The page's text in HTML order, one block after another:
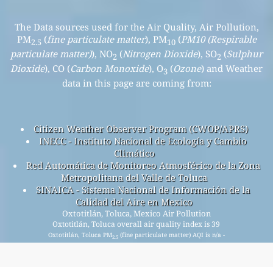
The Data sources used for the Air Quality, Air Pollution,
PM2.5 (fine particulate matter), PM10(PM10 (Respirable
particulate matter)), NO2 (Nitrogen Dioxide), SO2 (Sulphur
Dioxide), CO (Carbon Monoxide), O3 (Ozone) and Weather
data in this page are coming from:
Citizen Weather Observer Program (CWOP/APRS)
INECC - Instituto Nacional de Ecología y Cambio
Climático
Red Automática de Monitoreo Atmosférico de la Zona
Metropolitana del Valle de Toluca
SINAICA - Sistema Nacional de Información de la
Calidad del Aire en Mexico
Oxtotitlán, Toluca, Mexico Air Pollution
Oxtotitlán, Toluca overall air quality index is 39
Oxtotitlán, Toluca PM2.5(fine particulate matter) AQI is n/a -
Oxtotitlán, Toluca PM (PM10 (Respirable particulate